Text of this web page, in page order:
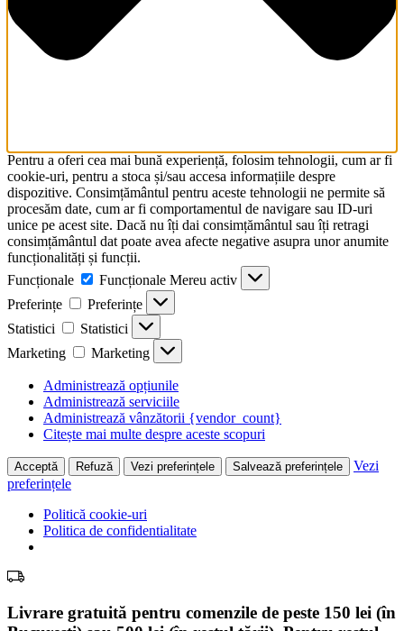
Pentru a oferi cea mai bună experiență, folosim tehnologii, cum ar fi
cookie-uri, pentru a stoca și/sau accesa informațiile despre
dispozitive. Consimțământul pentru aceste tehnologii ne permite să
procesăm date, cum ar fi comportamentul de navigare sau ID-uri
unice pe acest site. Dacă nu îți dai consimțământul sau îți retragi
consimțământul dat poate avea afecte negative asupra unor anumite
funcționalități și funcții.
Funcționale
Funcționale Mereu activ
Preferințe
Preferințe
Statistici
Statistici
Marketing
Marketing
Administrează opțiunile
Administrează serviciile
Administrează vânzătorii {vendor_count}
Citește mai multe despre aceste scopuri
Acceptă Refuză Vezi preferințele Salvează preferințele
Vezi
preferințele
Politică cookie-uri
Politica de confidentialitate
Livrare gratuită pentru comenzile de peste 150 lei (în